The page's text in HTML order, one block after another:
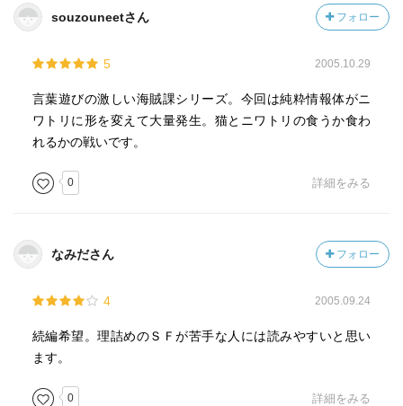
souzouneetさん フォロー
5 2005.10.29
言葉遊びの激しい海賊課シリーズ。今回は純粋情報体がニ
ワトリに形を変えて大量発生。猫とニワトリの食うか食わ
れるかの戦いです。
0 詳細をみる
なみださん フォロー
4 2005.09.24
続編希望。理詰めのＳＦが苦手な人には読みやすいと思い
ます。
0 詳細をみる